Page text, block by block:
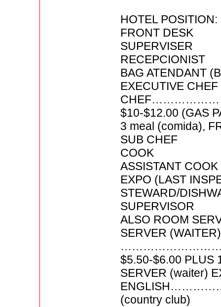
HOTEL POSITION:
FRONT DESK
SUPERVISER
RECEPCIONIST
BAG ATENDANT
EXECUTIVE CHEF
$10-$12.00 (GAS
3 meal (comida),
SUB CHEF
COOK
ASSISTANT COOK
EXPO (LAST
STEWARD/
SUPERVISOR
ALSO ROOM
SERVER (WAITER)
$5.50-$6.00 PLUS
SERVER (waiter)
(country club)